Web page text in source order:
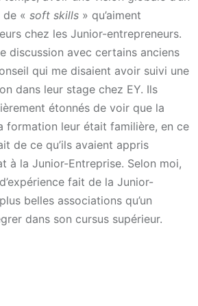
« soft skills » qu’aiment
chez les Junior-entrepreneurs.
discussion avec certains anciens
qui me disaient avoir suivi une
dans leur stage chez EY. Ils
étonnés de voir que la
formation leur était familière, en ce
de ce qu’ils avaient appris
à la Junior-Entreprise. Selon moi,
fait de la Junior-
belles associations qu’un
dans son cursus supérieur.